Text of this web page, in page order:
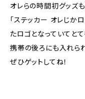
オレらの時間初グッズ
「ステッカー オレじか
たロゴとなっていてと
携帯の後ろにも入れられ
ぜひゲットしてね！